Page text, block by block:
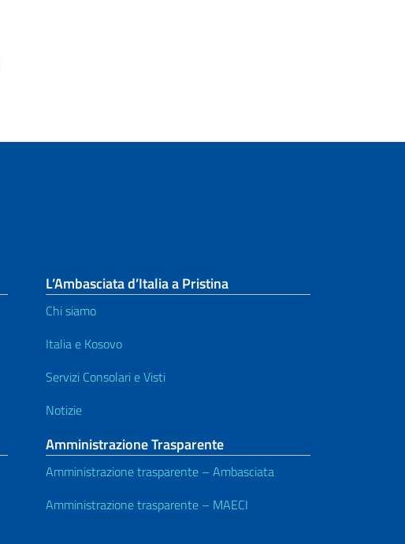
L’Ambasciata d’Italia a Pristina
Chi siamo
Italia e Kosovo
Servizi Consolari e Visti
Notizie
Amministrazione Trasparente
Amministrazione trasparente – Ambasciata
Amministrazione trasparente – MAECI